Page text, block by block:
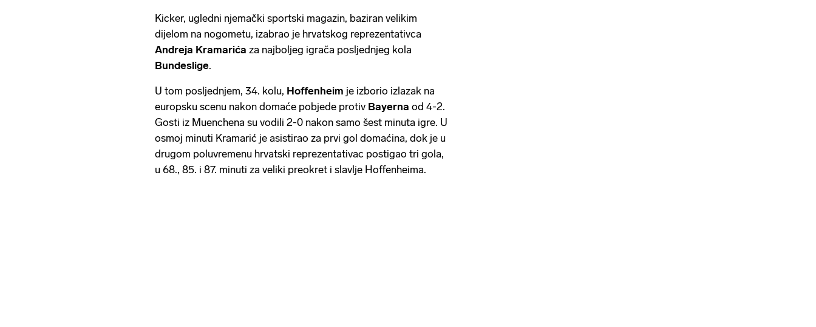
Kicker, ugledni njemački sportski magazin, baziran velikim
dijelom na nogometu, izabrao je hrvatskog reprezentativca
Andreja Kramarića za najboljeg igrača posljednjeg kola
Bundeslige.
U tom posljednjem, 34. kolu, Hoffenheim je izborio izlazak na
europsku scenu nakon domaće pobjede protiv Bayerna od 4-2.
Gosti iz Muenchena su vodili 2-0 nakon samo šest minuta igre. U
osmoj minuti Kramarić je asistirao za prvi gol domaćina, dok je u
drugom poluvremenu hrvatski reprezentativac postigao tri gola,
u 68., 85. i 87. minuti za veliki preokret i slavlje Hoffenheima.